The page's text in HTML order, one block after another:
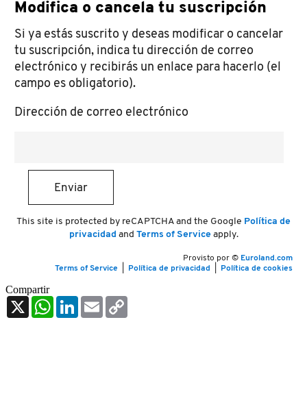
Compartir
X
WhatsAppLinkedInEmail